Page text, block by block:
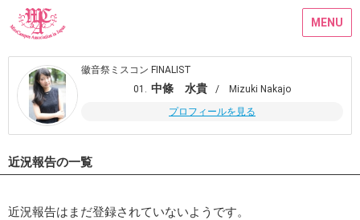
MENU
徽音祭ミスコン FINALIST
01. 中條 水貴
/ Mizuki Nakajo
プロフィールを見る
近況報告の一覧
近況報告はまだ登録されていないようです。